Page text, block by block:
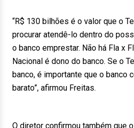
“R$ 130 bilhões é o valor que o
procurar atendê-lo dentro do
o banco emprestar. Não há Fla x
Nacional é dono do banco. Se o
banco, é importante que o banco
barato”, afirmou Freitas.
O diretor confirmou também que